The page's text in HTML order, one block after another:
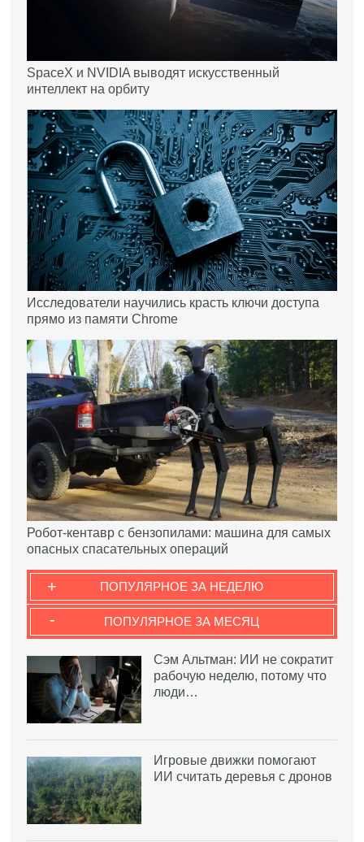
SpaceX и NVIDIA выводят искусственный
интеллект на орбиту
Исследователи научились красть ключи доступа
прямо из памяти Chrome
Робот-кентавр с бензопилами: машина для самых
опасных спасательных операций
ПОПУЛЯРНОЕ ЗА НЕДЕЛЮ
+
ПОПУЛЯРНОЕ ЗА МЕСЯЦ
-
Сэм Альтман: ИИ не сократит
рабочую неделю, потому что
люди…
Игровые движки помогают
ИИ считать деревья с дронов